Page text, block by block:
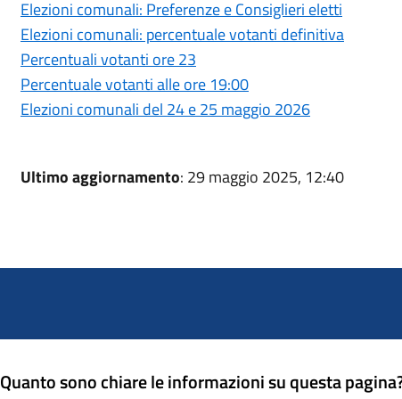
Elezioni comunali: Preferenze e Consiglieri eletti
Elezioni comunali: percentuale votanti definitiva
Percentuali votanti ore 23
Percentuale votanti alle ore 19:00
Elezioni comunali del 24 e 25 maggio 2026
Ultimo aggiornamento: 29 maggio 2025, 12:40
Quanto sono chiare le informazioni su questa